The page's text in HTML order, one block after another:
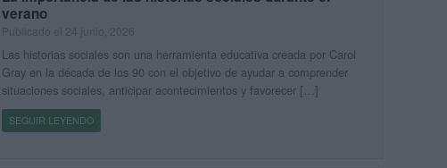
verano
Las historias sociales son una herramienta educativa creada por Carol
Gray en la década de los 90 con el objetivo de ayudar a comprender
situaciones sociales, anticipar acontecimientos y favorecer […]
SEGUIR LEYENDO